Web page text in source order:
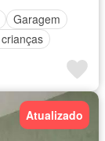
Garagem
Atualizado